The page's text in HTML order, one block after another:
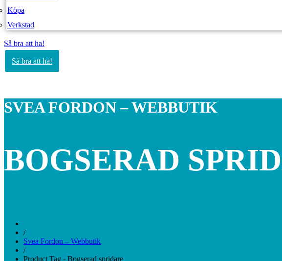
Köpa
Verkstad
Så bra att ha!
Så bra att ha!
SVEA FORDON – WEBBUTIK
BOGSERAD
/
Svea Fordon – Webbutik
/
Product Tag - Bogserad spridare